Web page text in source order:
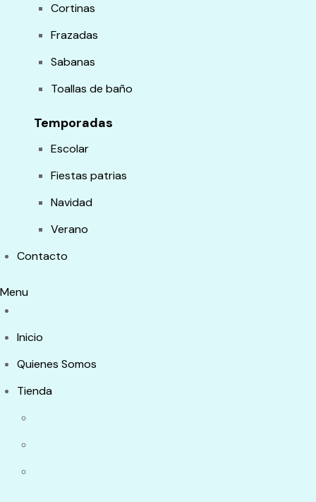
Cortinas
Frazadas
Sabanas
Toallas de baño
Temporadas
Escolar
Fiestas patrias
Navidad
Verano
Contacto
Menu
Inicio
Quienes Somos
Tienda